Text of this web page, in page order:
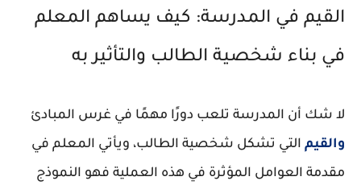
القيم في المدرسة: كيف يساهم المعلم
في بناء شخصية الطالب والتأثير به
لا شك أن المدرسة تلعب دورًا مهمًا في غرس المبادئ
والقيم التي تشكل شخصية الطالب، ويأتي المعلم في
مقدمة العوامل المؤثرة في هذه العملية فهو النموذج